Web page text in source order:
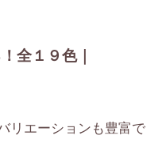
全１９色｜
リエーションも豊富で